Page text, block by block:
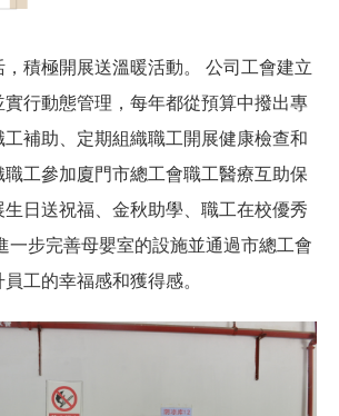
，積極開展送溫暖活動。 公司工會建立
實行動態管理，每年都從預算中撥出專
補助、定期組織職工開展健康檢查和
工參加廈門市總工會職工醫療互助保
日送祝福、金秋助學、職工在校優秀
一步完善母嬰室的設施並通過市總工會
工的幸福感和獲得感。